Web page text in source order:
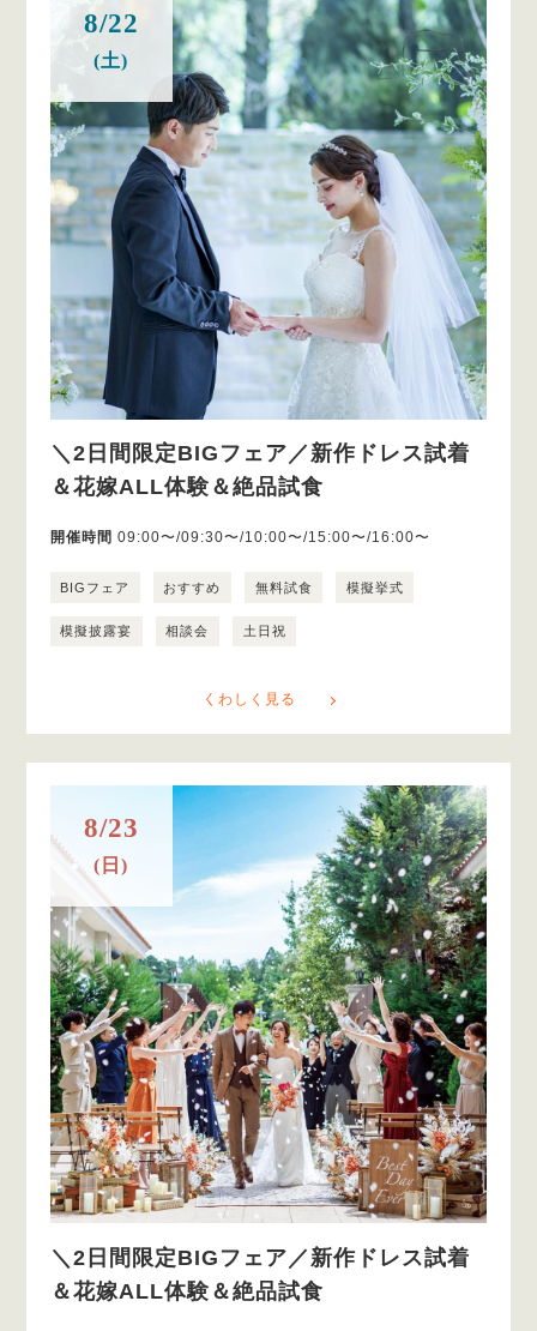
8/22
(土)
＼2日間限定BIGフェア／新作ドレス試着
＆花嫁ALL体験＆絶品試食
開催時間 09:00〜/09:30〜/10:00〜/15:00〜/16:00〜
BIGフェア おすすめ 無料試食 模擬挙式
模擬披露宴 相談会 土日祝
くわしく見る
8/23
(日)
＼2日間限定BIGフェア／新作ドレス試着
＆花嫁ALL体験＆絶品試食